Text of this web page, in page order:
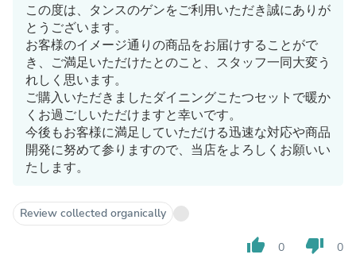
この度は、タンスのゲンをご利用いただき誠にありが
とうございます。
お客様のイメージ通りの商品をお届けすることがで
き、ご満足いただけたとのこと、スタッフ一同大変う
れしく思います。
ご購入いただきましたダイニングこたつセットで暖か
くお過ごしいただけますと幸いです。
今後もお客様に満足していただける迅速な対応や商品
開発に努めて参りますので、当店をよろしくお願いい
たします。
Review collected organically
thumb_up 0 thumb_down 0